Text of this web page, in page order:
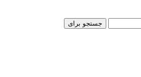
جستجو برای